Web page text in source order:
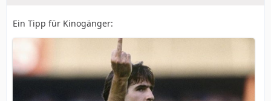
Ein Tipp für Kinogänger: